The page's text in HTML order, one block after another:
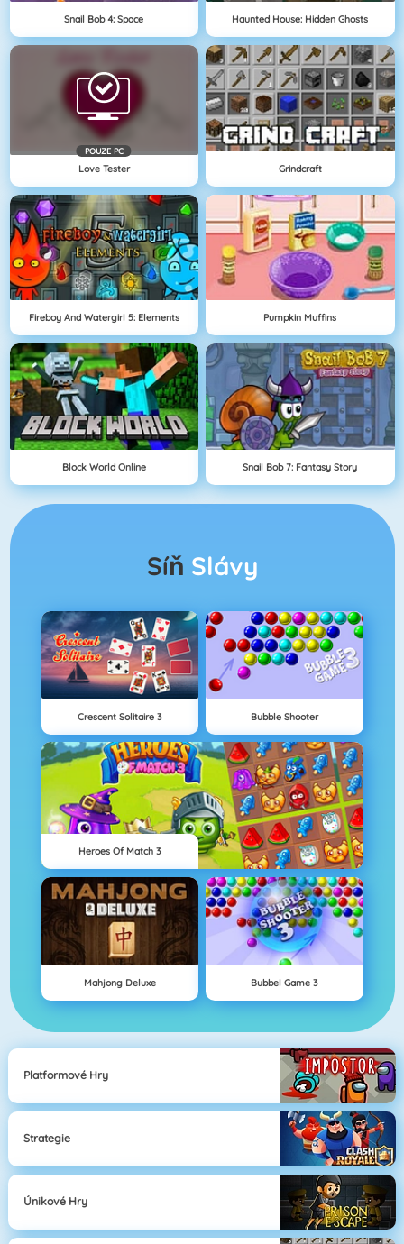
Snail Bob 4: Space Haunted House: Hidden Ghosts
POUZE PC
Love Tester Grindcraft
Fireboy And Watergirl 5: Elements Pumpkin Muffins
Block World Online Snail Bob 7: Fantasy Story
Síň Slávy
Crescent Solitaire 3 Bubble Shooter
Heroes Of Match 3
Mahjong Deluxe Bubbel Game 3
Platformové Hry
Strategie
Únikové Hry